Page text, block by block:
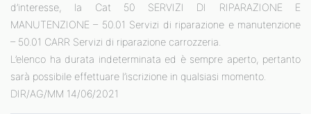
d’interesse, la Cat 50 SERVIZI DI RIPARAZIONE E
MANUTENZIONE – 50.01 Servizi di riparazione e manutenzione
– 50.01 CARR Servizi di riparazione carrozzeria.
L’elenco ha durata indeterminata ed è sempre aperto, pertanto
sarà possibile effettuare l’iscrizione in qualsiasi momento.
DIR/AG/MM 14/06/2021